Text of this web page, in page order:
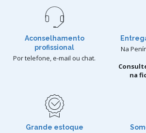
Aconselhamento
profissional
Por telefone, e-mail ou chat.
Na
na
Grande estoque